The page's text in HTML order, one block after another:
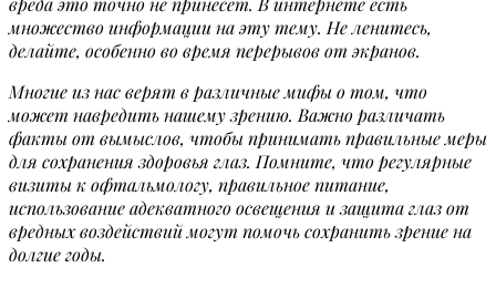
множество информации на эту тему. Не ленитесь,
делайте, особенно во время перерывов от экранов.
Многие из нас верят в различные мифы о том, что
может навредить нашему зрению. Важно различать
факты от вымыслов, чтобы принимать правильные меры
для сохранения здоровья глаз. Помните, что регулярные
визиты к офтальмологу, правильное питание,
использование адекватного освещения и защита глаз от
вредных воздействий могут помочь сохранить зрение на
долгие годы.